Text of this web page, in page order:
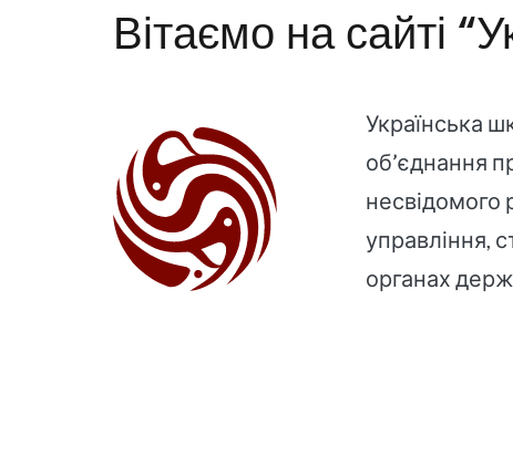
Вітаємо на сайті
Українська
об’єднання
несвідомого
управління,
органах